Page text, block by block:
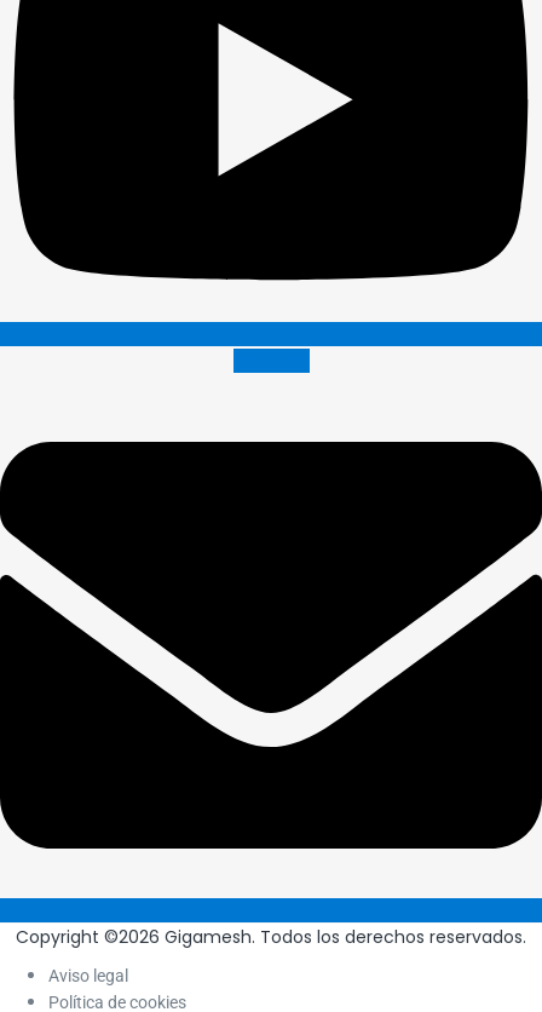
Copyright ©2026 Gigamesh. Todos los derechos reservados.
Aviso legal
Política de cookies